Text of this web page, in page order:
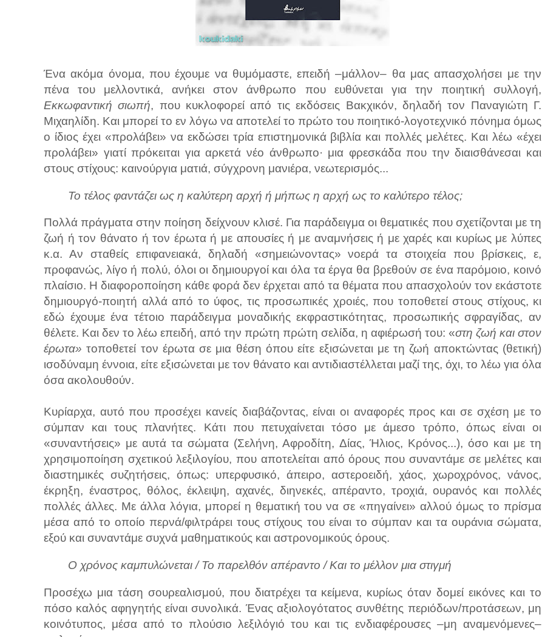
Ένα ακόμα όνομα, που έχουμε να θυμόμαστε, επειδή –μάλλον– θα μας απασχολήσει με την
πένα του μελλοντικά, ανήκει στον άνθρωπο που ευθύνεται για την ποιητική συλλογή,
Εκκωφαντική σιωπή, που κυκλοφορεί από τις εκδόσεις Βακχικόν, δηλαδή τον Παναγιώτη Γ.
Μιχαηλίδη. Και μπορεί το εν λόγω να αποτελεί το πρώτο του ποιητικό-λογοτεχνικό πόνημα όμως
ο ίδιος έχει «προλάβει» να εκδώσει τρία επιστημονικά βιβλία και πολλές μελέτες. Και λέω «έχει
προλάβει» γιατί πρόκειται για αρκετά νέο άνθρωπο· μια φρεσκάδα που την διαισθάνεσαι και
στους στίχους: καινούργια ματιά, σύγχρονη μανιέρα, νεωτερισμός...
Το τέλος φαντάζει ως η καλύτερη αρχή ή μήπως η αρχή ως το καλύτερο τέλος;
Πολλά πράγματα στην ποίηση δείχνουν κλισέ. Για παράδειγμα οι θεματικές που σχετίζονται με τη
ζωή ή τον θάνατο ή τον έρωτα ή με απουσίες ή με αναμνήσεις ή με χαρές και κυρίως με λύπες
κ.α. Αν σταθείς επιφανειακά, δηλαδή «σημειώνοντας» νοερά τα στοιχεία που βρίσκεις, ε,
προφανώς, λίγο ή πολύ, όλοι οι δημιουργοί και όλα τα έργα θα βρεθούν σε ένα παρόμοιο, κοινό
πλαίσιο. Η διαφοροποίηση κάθε φορά δεν έρχεται από τα θέματα που απασχολούν τον εκάστοτε
δημιουργό-ποιητή αλλά από το ύφος, τις προσωπικές χροιές, που τοποθετεί στους στίχους, κι
εδώ έχουμε ένα τέτοιο παράδειγμα μοναδικής εκφραστικότητας, προσωπικής σφραγίδας, αν
θέλετε. Και δεν το λέω επειδή, από την πρώτη πρώτη σελίδα, η αφιέρωσή του: «στη ζωή και στον
έρωτα»τοποθετεί τον έρωτα σε μια θέση όπου είτε εξισώνεται με τη ζωή αποκτώντας (θετική)
ισοδύναμη έννοια, είτε εξισώνεται με τον θάνατο και αντιδιαστέλλεται μαζί της, όχι, το λέω για όλα
όσα ακολουθούν.
Κυρίαρχα, αυτό που προσέχει κανείς διαβάζοντας, είναι οι αναφορές προς και σε σχέση με το
σύμπαν και τους πλανήτες. Κάτι που πετυχαίνεται τόσο με άμεσο τρόπο, όπως είναι οι
«συναντήσεις» με αυτά τα σώματα (Σελήνη, Αφροδίτη, Δίας, Ήλιος, Κρόνος...), όσο και με τη
χρησιμοποίηση σχετικού λεξιλογίου, που αποτελείται από όρους που συναντάμε σε μελέτες και
διαστημικές συζητήσεις, όπως: υπερφυσικό, άπειρο, αστεροειδή, χάος, χωροχρόνος, νάνος,
έκρηξη, έναστρος, θόλος, έκλειψη, αχανές, διηνεκές, απέραντο, τροχιά, ουρανός και πολλές
πολλές άλλες. Με άλλα λόγια, μπορεί η θεματική του να σε «πηγαίνει» αλλού όμως το πρίσμα
μέσα από το οποίο περνά/φιλτράρει τους στίχους του είναι το σύμπαν και τα ουράνια σώματα,
εξού και συναντάμε συχνά μαθηματικούς και αστρονομικούς όρους.
Ο χρόνος καμπυλώνεται / Το παρελθόν απέραντο / Και το μέλλον μια στιγμή
Προσέχω μια τάση σουρεαλισμού, που διατρέχει τα κείμενα, κυρίως όταν δομεί εικόνες και το
πόσο καλός αφηγητής είναι συνολικά. Ένας αξιολογότατος συνθέτης περιόδων/προτάσεων, μη
κοινότυπος, μέσα από το πλούσιο λεξιλόγιό του και τις ενδιαφέρουσες –μη αναμενόμενες–